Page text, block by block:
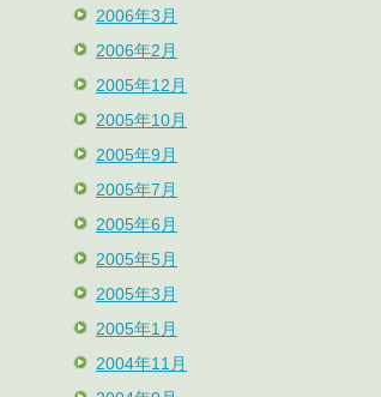
2006年3月
2006年2月
2005年12月
2005年10月
2005年9月
2005年7月
2005年6月
2005年5月
2005年3月
2005年1月
2004年11月